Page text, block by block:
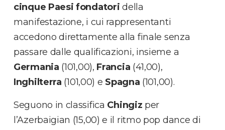
cinque Paesi fondatori della
manifestazione, i cui rappresentanti
accedono direttamente alla finale senza
passare dalle qualificazioni, insieme a
Germania (101,00), Francia (41,00),
Inghilterra (101,00) e Spagna (101,00).
Seguono in classifica Chingiz per
l’Azerbaigian (15,00) e il ritmo pop dance di